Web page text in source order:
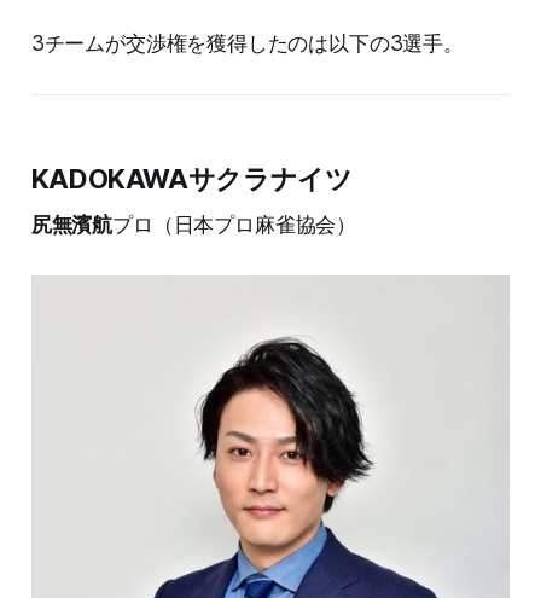
3チームが交渉権を獲得したのは以下の3選手。
KADOKAWAサクラナイツ
尻無濱航プロ（日本プロ麻雀協会）